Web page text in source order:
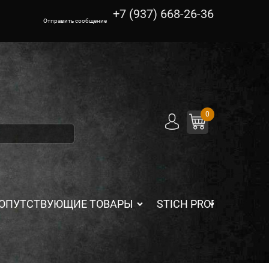
Отправить сообщение +7 (937) 668-26-36
0
ТОВАРЫ STICH PROFI